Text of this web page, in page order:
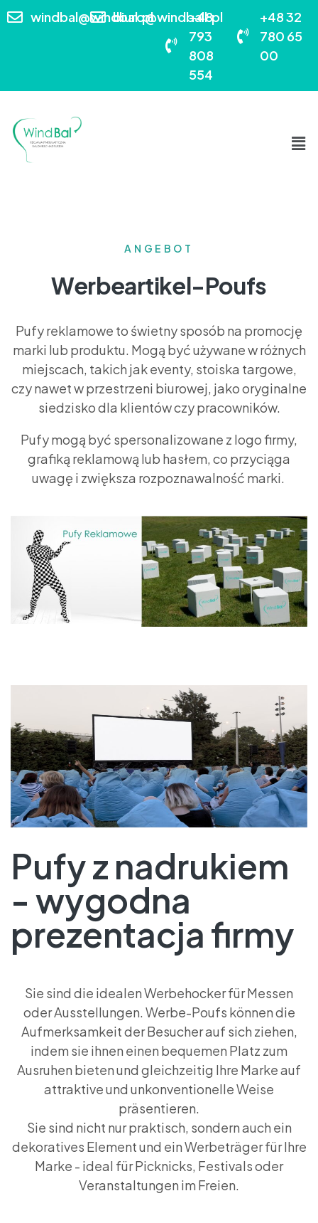
windbal@windbal.plbiuro@windball.pl
+48
793
808
554
+48 32
780 65
00
ANGEBOT
Werbeartikel-Poufs
Pufy reklamowe to świetny sposób na promocję
marki lub produktu. Mogą być używane w różnych
miejscach, takich jak eventy, stoiska targowe,
czy nawet w przestrzeni biurowej, jako oryginalne
siedzisko dla klientów czy pracowników.
Pufy mogą być spersonalizowane z logo firmy,
grafiką reklamową lub hasłem, co przyciąga
uwagę i zwiększa rozpoznawalność marki.
Pufy z nadrukiem
- wygodna
prezentacja firmy
Sie sind die idealen Werbehocker für Messen
oder Ausstellungen. Werbe-Poufs können die
Aufmerksamkeit der Besucher auf sich ziehen,
indem sie ihnen einen bequemen Platz zum
Ausruhen bieten und gleichzeitig Ihre Marke auf
attraktive und unkonventionelle Weise
präsentieren.
Sie sind nicht nur praktisch, sondern auch ein
dekoratives Element und ein Werbeträger für Ihre
Marke - ideal für Picknicks, Festivals oder
Veranstaltungen im Freien.